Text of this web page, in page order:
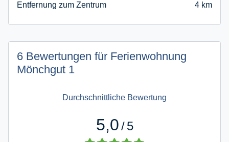
Entfernung zum Zentrum 4 km
6 Bewertungen für Ferienwohnung
Mönchgut 1
Durchschnittliche Bewertung
5,0/ 5